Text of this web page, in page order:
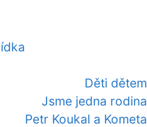
Děti dětem
Jsme jedna rodina
Petr Koukal a Kometa